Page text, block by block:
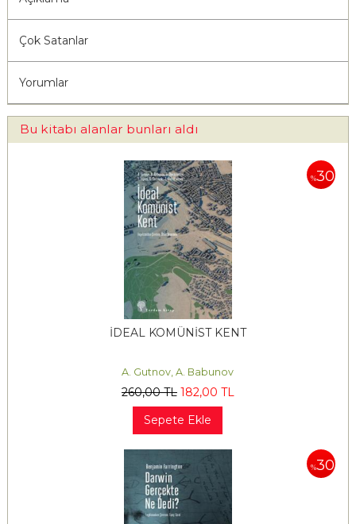
Çok Satanlar
Yorumlar
Bu kitabı alanlar bunları aldı
%30
İDEAL KOMÜNİST KENT
A. Gutnov, A. Babunov
260,00TL 182,00 TL
Sepete Ekle
%30